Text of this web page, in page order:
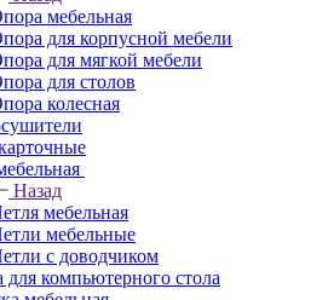
мебельная
для корпусной мебели
для мягкой мебели
для столов
колесная
Назад
мебельная
мебельные
с доводчиком
для компьютерного стола